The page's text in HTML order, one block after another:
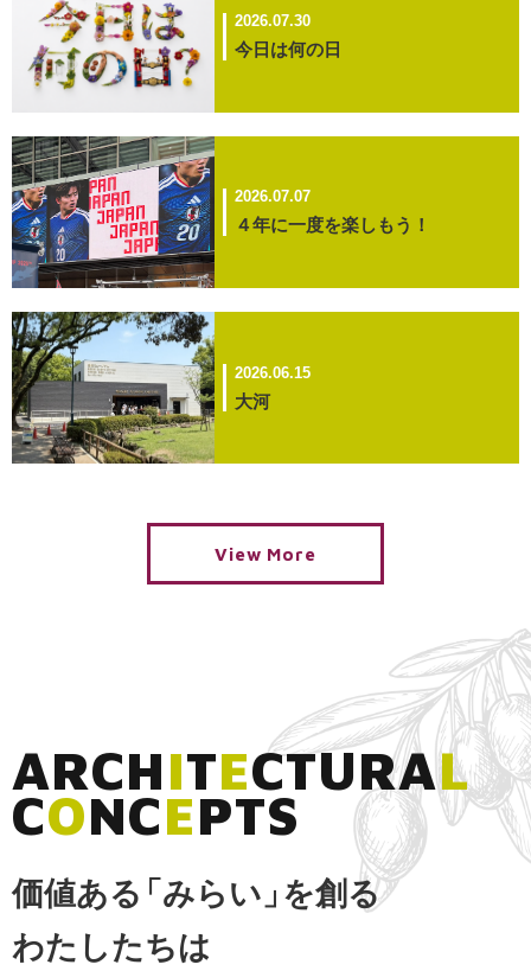
2026.07.30
今日は何の日
2026.07.07
４年に一度を楽しもう！
2026.06.15
大河
View More
ARCHITECTURAL
CONCEPTS
価値ある「 みらい 」を創る
わたしたちは